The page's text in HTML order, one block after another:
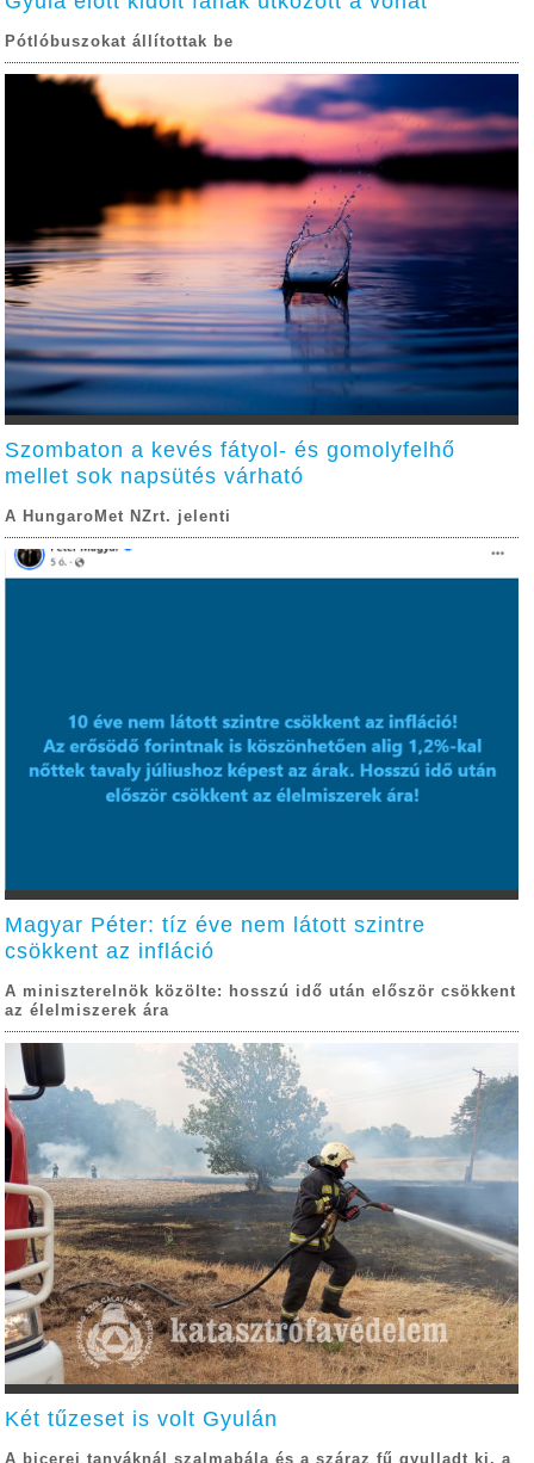
Pótlóbuszokat állítottak be
Szombaton a kevés fátyol- és gomolyfelhő
mellet sok napsütés várható
A HungaroMet NZrt. jelenti
Magyar Péter: tíz éve nem látott szintre
csökkent az infláció
A miniszterelnök közölte: hosszú idő után először csökkent
az élelmiszerek ára
Két tűzeset is volt Gyulán